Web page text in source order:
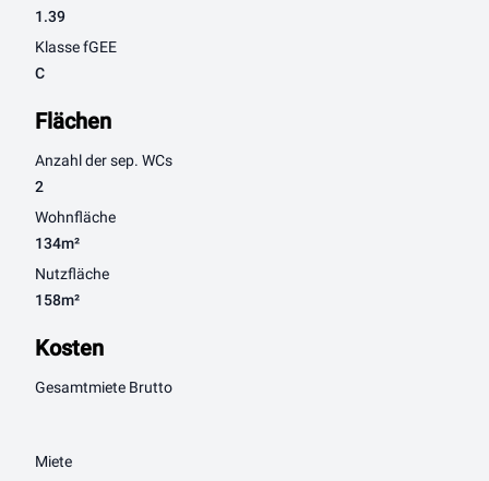
1.39
Klasse fGEE
C
Flächen
Anzahl der sep. WCs
2
Wohnfläche
134m²
Nutzfläche
158m²
Kosten
Gesamtmiete Brutto
Miete